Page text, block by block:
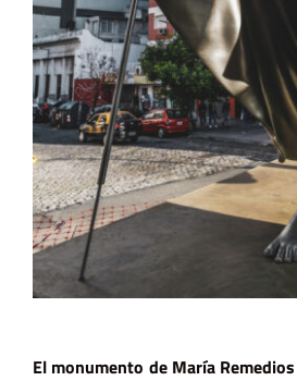
El monumento de María